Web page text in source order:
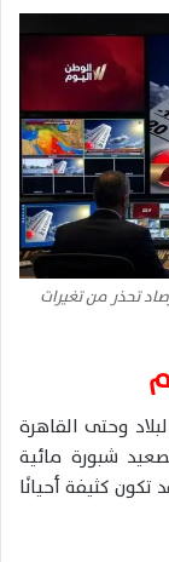
تحذر من تغيرات
وحتى القاهرة
شبورة مائية
تكون كثيفة أحيانًا